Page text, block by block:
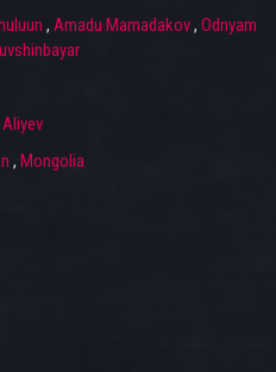
, Amadu Mamadakov, Odnyam
, Mongolia